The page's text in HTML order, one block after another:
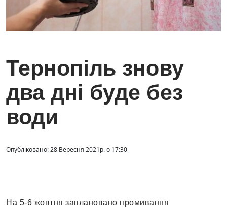
Тернопіль знову
два дні буде без
води
Опубліковано: 28 Вересня 2021р. о 17:30
На 5-6 жовтня заплановано промивання